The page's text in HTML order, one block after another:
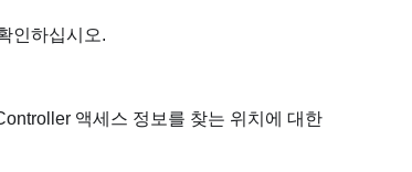
인하십시오.
액세스 정보를 찾는 위치에 대한